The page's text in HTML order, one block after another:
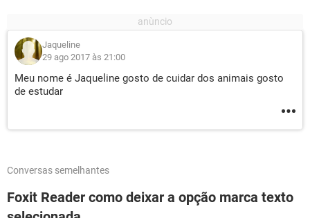
Jaqueline
29 ago 2017 às 21:00
Meu nome é Jaqueline gosto de cuidar dos animais gosto
de estudar
Conversas semelhantes
Foxit Reader como deixar a opção marca texto